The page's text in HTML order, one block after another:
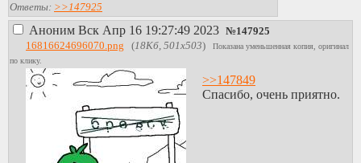
Ответы: >>147925
Аноним Вск Апр 16 19:27:49 2023 №147925
16816624696070.png (18Кб, 501x503)
Показана уменьшенная копия, оригинал
по клику.
>>147849
Спасибо, очень приятно.